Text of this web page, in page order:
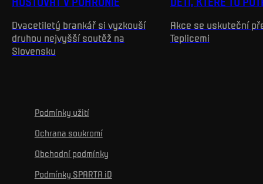
Dvacetiletý brankář si vyzkouší
druhou nejvyšší soutěž na
Slovensku
Akce se uskuteční
Teplicemi
Podmínky užití
Ochrana soukromí
Obchodní podmínky
Podmínky SPARTA iD